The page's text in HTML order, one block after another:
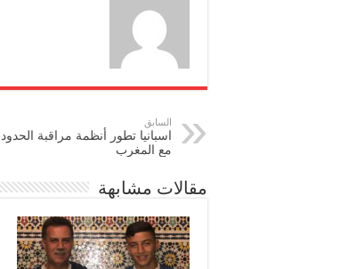
السابق
اسبانيا تطور أنظمة مراقبة الحدود
مع المغرب
مقالات مشابهة